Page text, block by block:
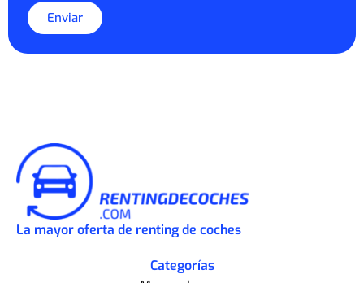
Enviar
La mayor oferta de renting de coches
Categorías